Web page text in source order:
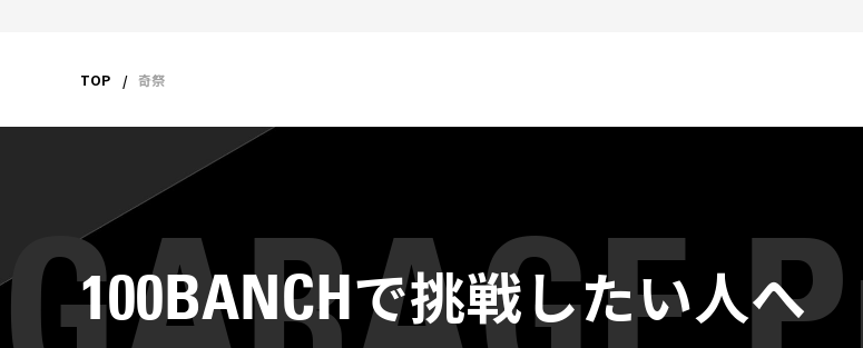
TOP 奇祭
100BANCHで挑戦したい人へ